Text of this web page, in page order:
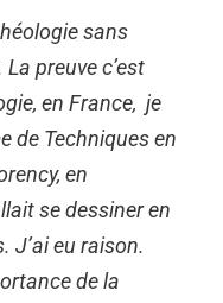
sans
preuve c’est
en France, je
de Techniques en
en
se dessiner en
J’ai eu raison.
de la